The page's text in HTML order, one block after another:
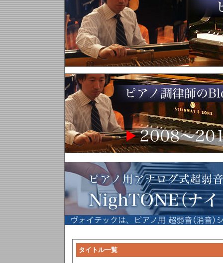
タイトル一覧